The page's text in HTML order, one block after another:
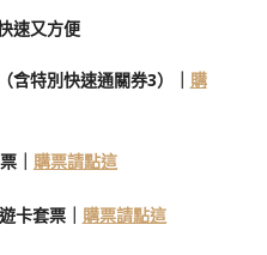
速又方便
含特別快速通關券3）｜ 購
｜ 購票請點這
卡套票｜ 購票請點這